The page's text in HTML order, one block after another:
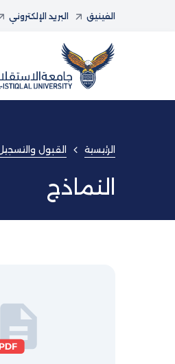
الفينيق البريد الإلكتروني
الرئيسية القبول
النماذج